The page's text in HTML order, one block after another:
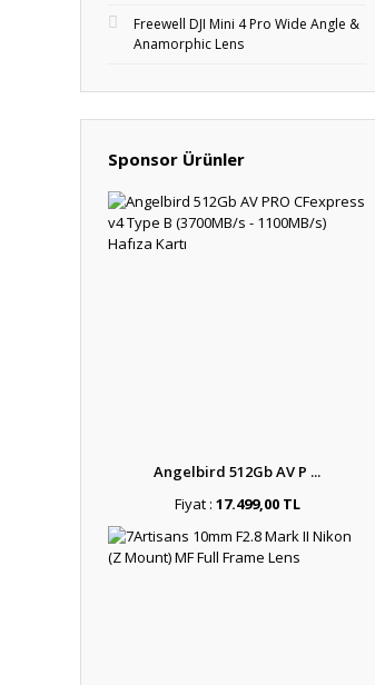
Freewell DJI Mini 4 Pro Wide Angle &
Anamorphic Lens
Sponsor Ürünler
Angelbird 512Gb AV P ...
Fiyat : 17.499,00 TL